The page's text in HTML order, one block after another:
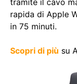
tramite il cavo
rapida di Apple
in 75 minuti.
Scopri di più su